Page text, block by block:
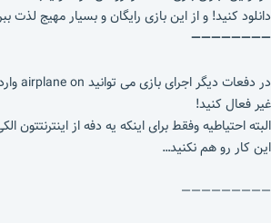
دانلود کنید! و از این بازی رایگان و بسیار مهیج لذت
————————
غیر فعال کنید!
البته احتیاطیه وفقط برای اینکه یه دفه از اینترنتتون
این کار رو هم نکنید…
—————————